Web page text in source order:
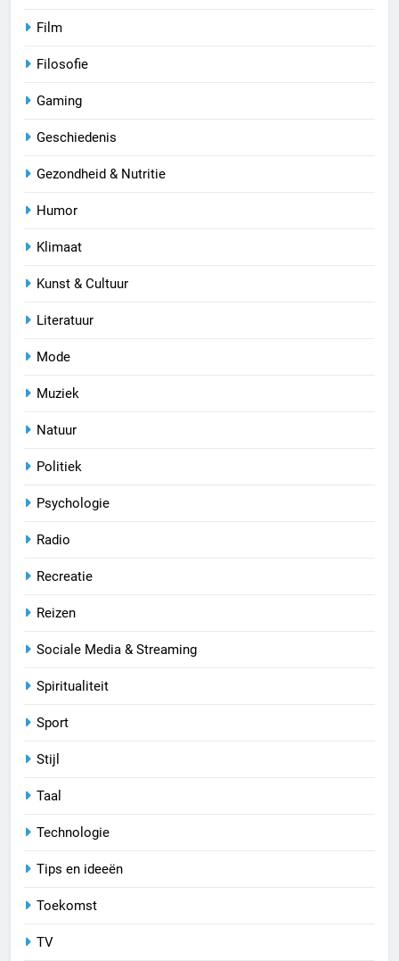
Film
Filosofie
Gaming
Geschiedenis
Gezondheid & Nutritie
Humor
Klimaat
Kunst & Cultuur
Literatuur
Mode
Muziek
Natuur
Politiek
Psychologie
Radio
Recreatie
Reizen
Sociale Media & Streaming
Spiritualiteit
Sport
Stijl
Taal
Technologie
Tips en ideeën
Toekomst
TV